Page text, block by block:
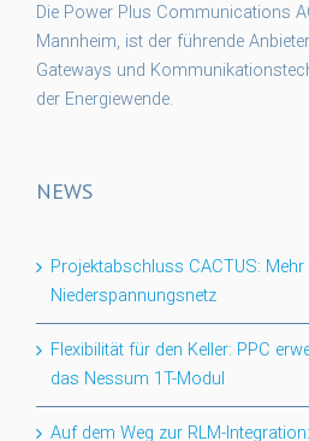
Die Power Plus Communications
Mannheim, ist der führende
Gateways und
der Energiewende.
NEWS
Projektabschluss CACTUS:
Niederspannungsnetz
Flexibilität für den Keller: PPC
das Nessum 1T-Modul
Auf dem Weg zur RLM-